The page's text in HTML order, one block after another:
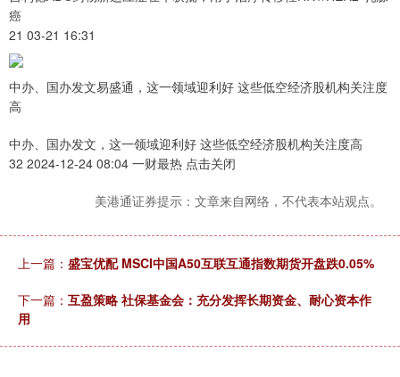
癌
21 03-21 16:31
中办、国办发文易盛通，这一领域迎利好 这些低空经济股机构关注度
高
中办、国办发文，这一领域迎利好 这些低空经济股机构关注度高
32 2024-12-24 08:04 一财最热 点击关闭
美港通证券提示：文章来自网络，不代表本站观点。
上一篇： 盛宝优配 MSCI中国A50互联互通指数期货开盘跌0.05%
下一篇： 互盈策略 社保基金会：充分发挥长期资金、耐心资本作
用